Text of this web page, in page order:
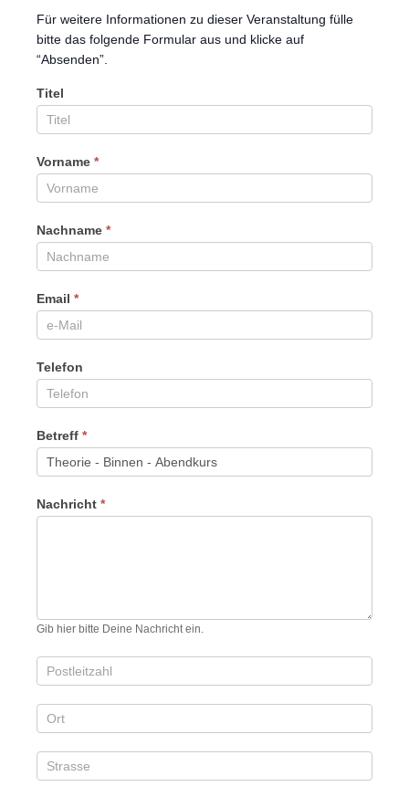
Für weitere Informationen zu dieser Veranstaltung fülle
bitte das folgende Formular aus und klicke auf
“Absenden”.
Titel
Vorname *
Nachname *
Email *
Telefon
Betreff *
Nachricht *
Gib hier bitte Deine Nachricht ein.